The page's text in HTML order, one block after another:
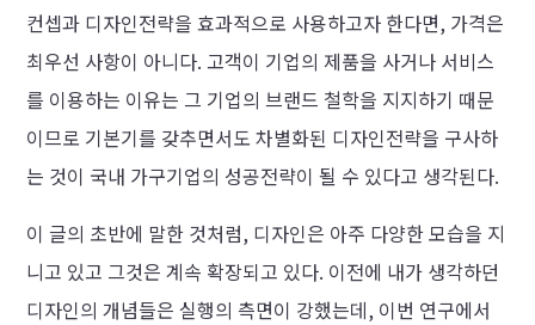
컨셉과 디자인전략을 효과적으로 사용하고자 한다면, 가격은
최우선 사항이 아니다. 고객이 기업의 제품을 사거나 서비스
를 이용하는 이유는 그 기업의 브랜드 철학을 지지하기 때문
이므로 기본기를 갖추면서도 차별화된 디자인전략을 구사하
는 것이 국내 가구기업의 성공전략이 될 수 있다고 생각된다.
이 글의 초반에 말한 것처럼, 디자인은 아주 다양한 모습을 지
니고 있고 그것은 계속 확장되고 있다. 이전에 내가 생각하던
디자인의 개념들은 실행의 측면이 강했는데, 이번 연구에서